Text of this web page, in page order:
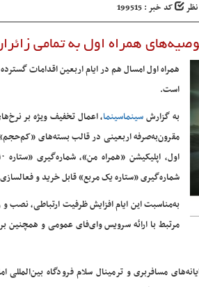
کد خبر : 199515
همراه اول به تمامی
همراه اول امسال هم در ایام اربعین اقدامات
است.
به گزارشسینماسینما، اعمال تخفیف ویژه بر
مقرون‌به‌صرفه اربعینی در قالب بسته‌های
شماره‌گیری «ستاره یک مربع» قابل خرید و
به‌مناسبت این ایام افزایش ظرفیت ارتباطی، نصب
مرتبط با ارائه سرویس وای‌فای عمومی و همچنین
مسافربری و ترمینال سلام فرودگاه